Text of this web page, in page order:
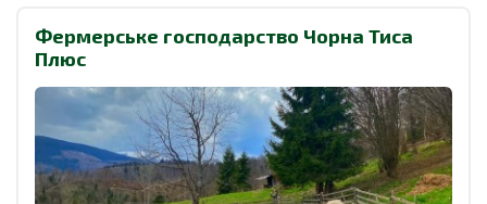
Фермерське господарство Чорна Тиса
Плюс